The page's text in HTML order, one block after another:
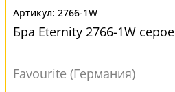
2766-1W
Бра Eternity 2766-1W серое
Favourite (Германия)